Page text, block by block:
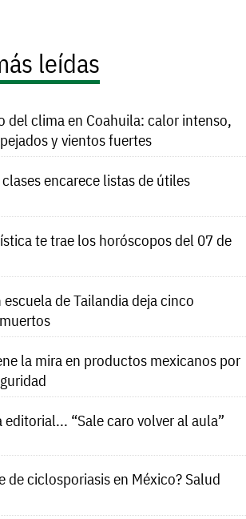
leídas
del clima en Coahuila: calor intenso,
y vientos fuertes
clases encarece listas de útiles
te trae los horóscopos del 07 de
de Tailandia deja cinco
la mira en productos mexicanos por
editorial... “Sale caro volver al aula”
de ciclosporiasis en México? Salud